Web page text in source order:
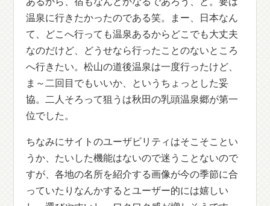
温泉に行きたかったのである笑。まー、日本なん
て、どこへ行っても温泉あるからどこでも大丈夫
なのだけど、どうせなら行ったことのないところ
へ行きたい。松山の道後温泉は一度行ったけど、
ま～二回目でもいいか、というちょっとした妥
協。二人そろって狙うは秋田の乳頭温泉郷が第一
位でした。
ちなみにサイトのユーザビリティはそこそことい
うか、たいした機能はないので迷うことないので
すが、各地の名所を紹介する画像が今の季節に合
っていたりなんかするとユーザー的には嬉しい